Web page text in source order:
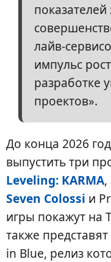
показателей
лайв-
импульс
разработке
проектов».
До конца 2026
выпустить три
Leveling: KARMA,
Seven Colossi и
игры покажут на
также
in Blue, релиз